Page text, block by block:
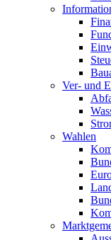
Ver- und
Wahlen